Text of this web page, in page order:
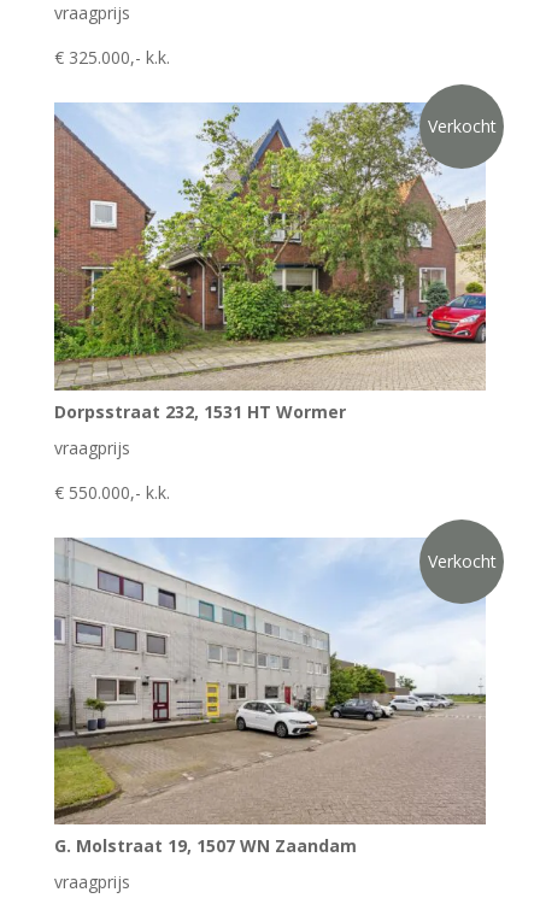
vraagprijs
€ 325.000,- k.k.
Verkocht
Dorpsstraat 232, 1531 HT Wormer
vraagprijs
€ 550.000,- k.k.
Verkocht
G. Molstraat 19, 1507 WN Zaandam
vraagprijs